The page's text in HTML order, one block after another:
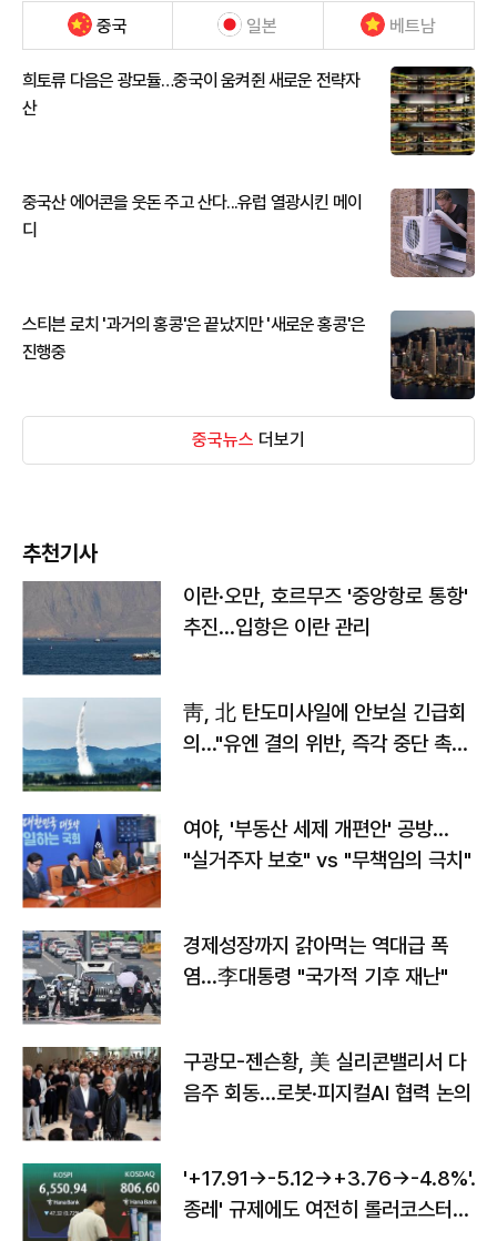
중국 일본 베트남
희토류 다음은 광모듈…중국이 움켜쥔 새로운 전략자
산
중국산 에어콘을 웃돈 주고 산다...유럽 열광시킨 메이
디
스티븐 로치 '과거의 홍콩'은 끝났지만 '새로운 홍콩'은
진행중
중국뉴스 더보기
추천기사
이란·오만, 호르무즈 '중앙항로 통항'
추진…입항은 이란 관리
靑, 北 탄도미사일에 안보실 긴급회
의…"유엔 결의 위반, 즉각 중단 촉
여야, '부동산 세제 개편안' 공방…
"실거주자 보호" vs "무책임의 극치"
경제성장까지 갉아먹는 역대급 폭
염…李대통령 "국가적 기후 재난"
구광모-젠슨황, 美 실리콘밸리서 다
음주 회동…로봇·피지컬AI 협력 논의
'+17.91→-5.12→+3.76→-4.8%'…'
종레' 규제에도 여전히 롤러코스터